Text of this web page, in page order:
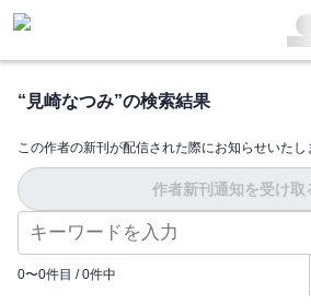
“ 見崎なつみ”の検索結果
この作者の新刊が配信された際にお知らせいたし
作者新刊通知を受け取
0〜0件目 / 0件中